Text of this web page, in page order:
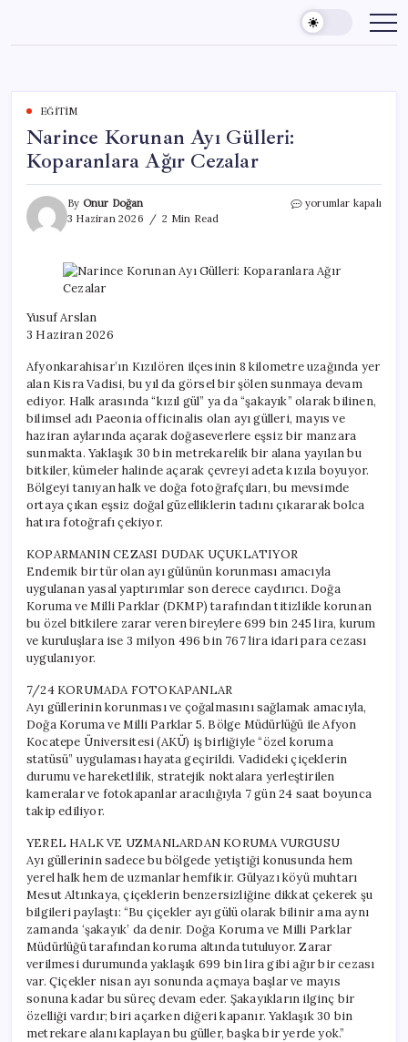
content
EĞITIM
Narince Korunan Ayı Gülleri:
Koparanlara Ağır Cezalar
By Onur Doğan
3 Haziran 2026
2 Min Read
Narince
Koparanlara
Ağır
yorumlar kapalı
Yusuf Arslan
3 Haziran 2026
Afyonkarahisar’ın Kızılören ilçesinin 8 kilometre uzağında yer
alan Kisra Vadisi, bu yıl da görsel bir şölen sunmaya devam
ediyor. Halk arasında “kızıl gül” ya da “şakayık” olarak bilinen,
bilimsel adı Paeonia officinalis olan ayı gülleri, mayıs ve
haziran aylarında açarak doğaseverlere eşsiz bir manzara
sunmakta. Yaklaşık 30 bin metrekarelik bir alana yayılan bu
bitkiler, kümeler halinde açarak çevreyi adeta kızıla boyuyor.
Bölgeyi tanıyan halk ve doğa fotoğrafçıları, bu mevsimde
ortaya çıkan eşsiz doğal güzelliklerin tadını çıkararak bolca
hatıra fotoğrafı çekiyor.
KOPARMANIN CEZASI DUDAK UÇUKLATIYOR
Endemik bir tür olan ayı gülünün korunması amacıyla
uygulanan yasal yaptırımlar son derece caydırıcı. Doğa
Koruma ve Milli Parklar (DKMP) tarafından titizlikle korunan
bu özel bitkilere zarar veren bireylere 699 bin 245 lira, kurum
ve kuruluşlara ise 3 milyon 496 bin 767 lira idari para cezası
uygulanıyor.
7/24 KORUMADA FOTOKAPANLAR
Ayı güllerinin korunması ve çoğalmasını sağlamak amacıyla,
Doğa Koruma ve Milli Parklar 5. Bölge Müdürlüğü ile Afyon
Kocatepe Üniversitesi (AKÜ) iş birliğiyle “özel koruma
statüsü” uygulaması hayata geçirildi. Vadideki çiçeklerin
durumu ve hareketlilik, stratejik noktalara yerleştirilen
kameralar ve fotokapanlar aracılığıyla 7 gün 24 saat boyunca
takip ediliyor.
YEREL HALK VE UZMANLARDAN KORUMA VURGUSU
Ayı güllerinin sadece bu bölgede yetiştiği konusunda hem
yerel halk hem de uzmanlar hemfikir. Gülyazı köyü muhtarı
Mesut Altınkaya, çiçeklerin benzersizliğine dikkat çekerek şu
bilgileri paylaştı: “Bu çiçekler ayı gülü olarak bilinir ama aynı
zamanda ‘şakayık’ da denir. Doğa Koruma ve Milli Parklar
Müdürlüğü tarafından koruma altında tutuluyor. Zarar
verilmesi durumunda yaklaşık 699 bin lira gibi ağır bir cezası
var. Çiçekler nisan ayı sonunda açmaya başlar ve mayıs
sonuna kadar bu süreç devam eder. Şakayıkların ilginç bir
özelliği vardır; biri açarken diğeri kapanır. Yaklaşık 30 bin
metrekare alanı kaplayan bu güller, başka bir yerde yok.”